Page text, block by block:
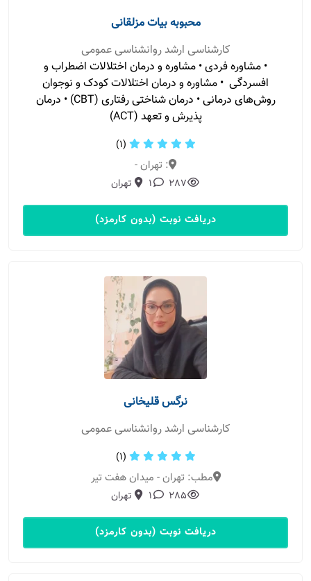
محبوبه بیات مزلقانی
کارشناسی ارشد روانشناسی عمومی
• مشاوره فردی • مشاوره و درمان اختلالات اضطراب و
افسردگی • مشاوره و درمان اختلالات کودک و نوجوان
روش‌های درمانی • درمان شناختی رفتاری (CBT) • درمان
پذیرش و تعهد (ACT)
(1)
: تهران -
287
1 تهران
دریافت نوبت (بدون کارمزد)
نرگس قلیخانی
کارشناسی ارشد روانشناسی عمومی
(1)
مطب: تهران - میدان هفت تیر
285
1 تهران
دریافت نوبت (بدون کارمزد)